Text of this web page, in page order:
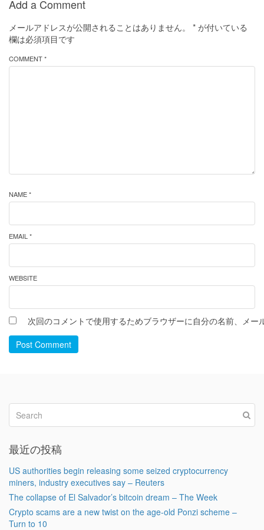
Add a Comment
メールアドレスが公開されることはありません。 * が付いている
欄は必須項目です
COMMENT *
NAME *
EMAIL *
WEBSITE
次回のコメントで使用するためブラウザーに自分の名前、メー
Post Comment
最近の投稿
US authorities begin releasing some seized cryptocurrency
miners, industry executives say – Reuters
The collapse of El Salvador’s bitcoin dream – The Week
Crypto scams are a new twist on the age-old Ponzi scheme –
Turn to 10